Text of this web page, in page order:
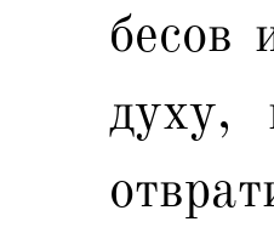
бесов
духу,